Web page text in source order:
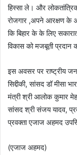
हिस्सा ले। और
रोजगार ,अपने आरक्षण के
कि बिहार के के लिए
विकास को मजबूती प्रदान
इस अवसर पर राष्ट्रीय
सिद्दीकी, सांसद डॉ मीसा
मंत्री श्री आलोक कुमार
सांसद श्री संजय यादव,
प्रवक्ता एजाज अहमद
(एजाज अहमद)